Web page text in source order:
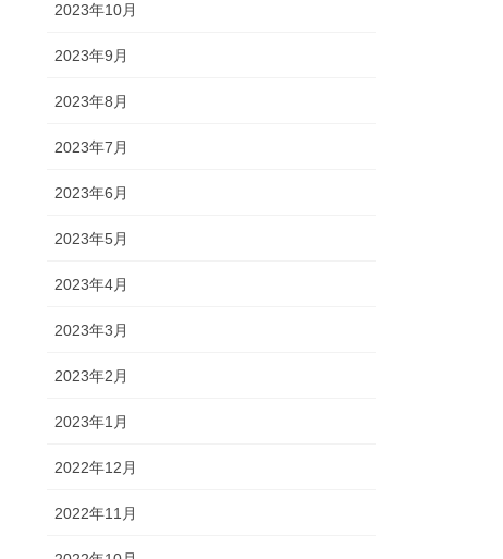
2023年10月
2023年9月
2023年8月
2023年7月
2023年6月
2023年5月
2023年4月
2023年3月
2023年2月
2023年1月
2022年12月
2022年11月